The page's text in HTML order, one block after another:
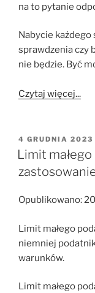
na to pytanie
Nabycie każdego
sprawdzenia czy
nie będzie. Być
Czytaj więcej...
OPUBLIKOWANE
W
4 GRUDNIA 2023
Limit
Opublikowano:
Limit małego
niemniej
warunków.
Limit małego